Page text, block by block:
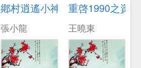
鄕村逍遙小神毉
張小龍
重啓1990之資
王曉東